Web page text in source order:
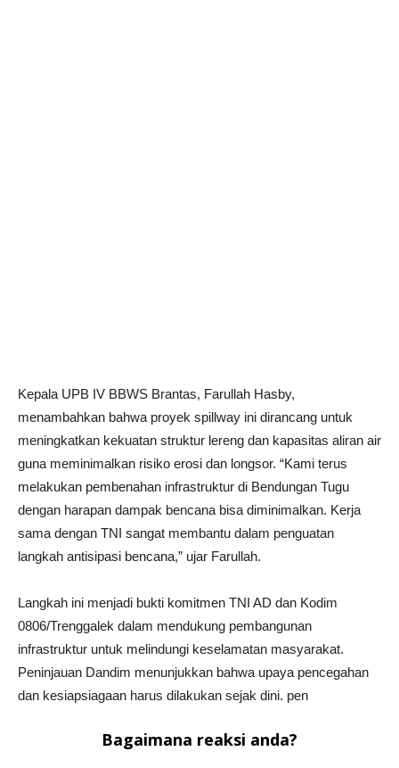
Kepala UPB IV BBWS Brantas, Farullah Hasby,
menambahkan bahwa proyek spillway ini dirancang untuk
meningkatkan kekuatan struktur lereng dan kapasitas aliran air
guna meminimalkan risiko erosi dan longsor. “Kami terus
melakukan pembenahan infrastruktur di Bendungan Tugu
dengan harapan dampak bencana bisa diminimalkan. Kerja
sama dengan TNI sangat membantu dalam penguatan
langkah antisipasi bencana,” ujar Farullah.
Langkah ini menjadi bukti komitmen TNI AD dan Kodim
0806/Trenggalek dalam mendukung pembangunan
infrastruktur untuk melindungi keselamatan masyarakat.
Peninjauan Dandim menunjukkan bahwa upaya pencegahan
dan kesiapsiagaan harus dilakukan sejak dini. pen
Bagaimana reaksi anda?